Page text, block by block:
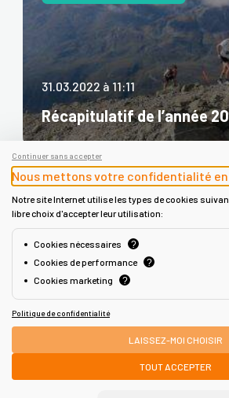
31.03.2022 à 11:11
Récapitulatif de l’année
© 2026 MSO
Continuer sans accepter
Nous mettons votre confidentialité
Notre site Internet utilise les types de cookies
libre choix d'accepter leur utilisation:
Cookies nécessaires
?
Cookies de performance
?
Cookies marketing
?
Politique de confidentialité
LAISSEZ-MOI CHOISIR
TOUT ACCEPTER